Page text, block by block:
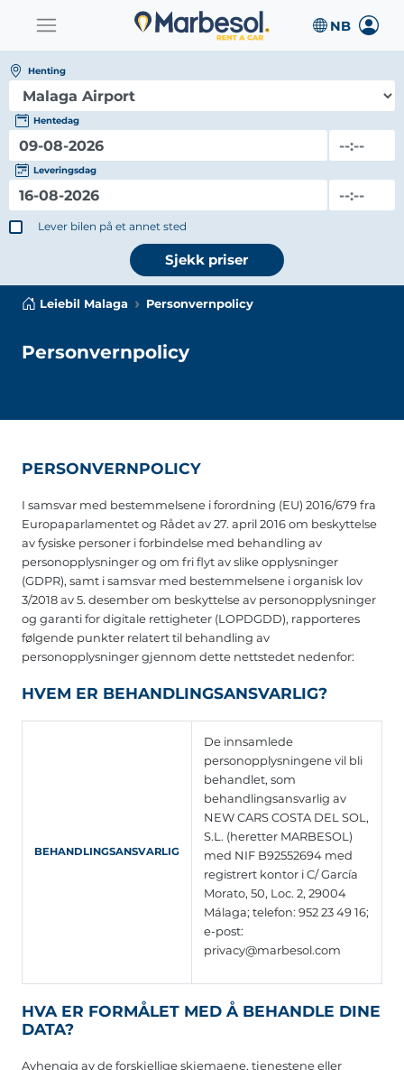
Henting
Hentedag
Leveringsdag
Lever bilen på et annet sted
Sjekk priser
Leiebil Malaga Personvernpolicy
Personvernpolicy
PERSONVERNPOLICY
I samsvar med bestemmelsene i forordning (EU) 2016/679 fra
Europaparlamentet og Rådet av 27. april 2016 om beskyttelse
av fysiske personer i forbindelse med behandling av
personopplysninger og om fri flyt av slike opplysninger
(GDPR), samt i samsvar med bestemmelsene i organisk lov
3/2018 av 5. desember om beskyttelse av personopplysninger
og garanti for digitale rettigheter (LOPDGDD), rapporteres
følgende punkter relatert til behandling av
personopplysninger gjennom dette nettstedet nedenfor:
HVEM ER BEHANDLINGSANSVARLIG?
BEHANDLINGSANSVARLIG
De innsamlede
personopplysningene vil bli
behandlet, som
behandlingsansvarlig av
NEW CARS COSTA DEL SOL,
S.L. (heretter MARBESOL)
med NIF B92552694 med
registrert kontor i C/ García
Morato, 50, Loc. 2, 29004
Málaga; telefon: 952 23 49 16;
e-post:
privacy@marbesol.com
HVA ER FORMÅLET MED Å BEHANDLE DINE
DATA?
Avhengig av de forskjellige skjemaene, tjenestene eller